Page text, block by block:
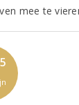
mee te